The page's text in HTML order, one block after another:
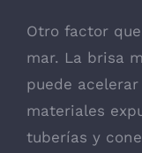
Otro factor
mar. La brisa
puede
materiales
tuberías y